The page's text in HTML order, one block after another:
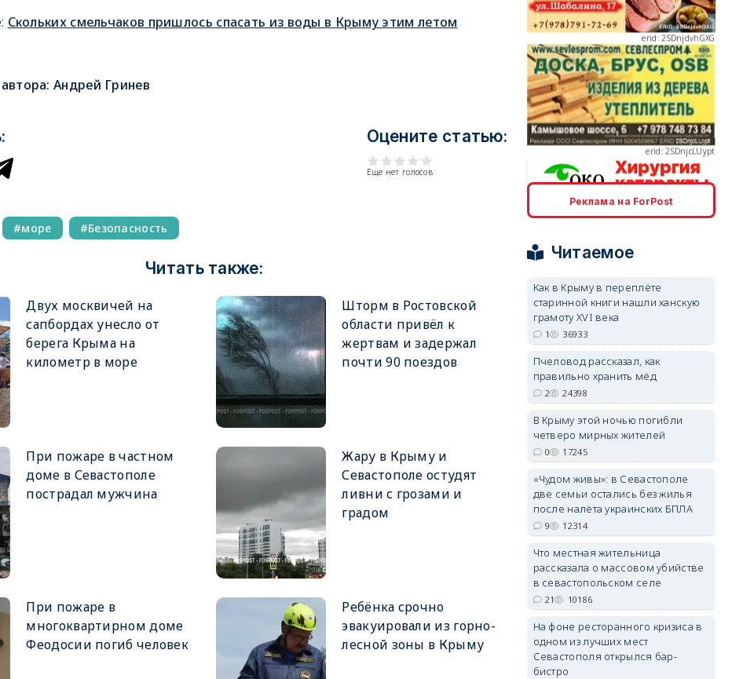
Скольких смельчаков пришлось спасать из воды в Крыму этим летом
Андрей Гринев
Оцените статью:
Еще нет голосов
море Безопасность
Читать также:
Двух москвичей на
сапбордах унесло от
берега Крыма на
километр в море
Шторм в Ростовской
области привёл к
жертвам и задержал
почти 90 поездов
При пожаре в частном
доме в Севастополе
пострадал мужчина
Жару в Крыму и
Севастополе остудят
ливни с грозами и
градом
При пожаре в
многоквартирном доме
Феодосии погиб человек
Ребёнка срочно
эвакуировали из горно-
лесной зоны в Крыму
erid: 2SDnjcLUypt
erid: 2SDnjcrDNw6
erid: 2SDnjdvhGXG
Реклама на ForPost
Читаемое
Как в Крыму в переплёте
старинной книги нашли ханскую
грамоту XVI века
1 36933
Пчеловод рассказал, как
правильно хранить мёд
2 24398
В Крыму этой ночью погибли
четверо мирных жителей
0 17245
«Чудом живы»: в Севастополе
две семьи остались без жилья
после налёта украинских БПЛА
9 12314
Что местная жительница
рассказала о массовом убийстве
в севастопольском селе
21 10186
На фоне ресторанного кризиса в
одном из лучших мест
Севастополя открылся бар-
бистро